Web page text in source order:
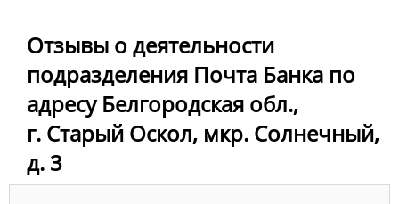
Отзывы о деятельности
подразделения Почта Банка по
адресу Белгородская обл.,
г. Старый Оскол, мкр. Солнечный,
д. 3